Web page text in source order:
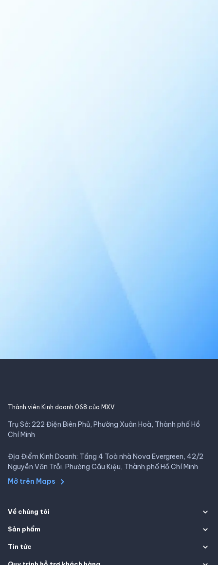
Thành viên Kinh doanh 068 của MXV
Trụ Sở: 222 Điện Biên Phủ, Phường Xuân Hoà, Thành phố Hồ
Chí Minh
Địa Điểm Kinh Doanh: Tầng 4 Toà nhà Nova Evergreen, 42/2
Nguyễn Văn Trỗi, Phường Cầu Kiệu, Thành phố Hồ Chí Minh
Mở trên Maps
Về chúng tôi
Sản phẩm
Tin tức